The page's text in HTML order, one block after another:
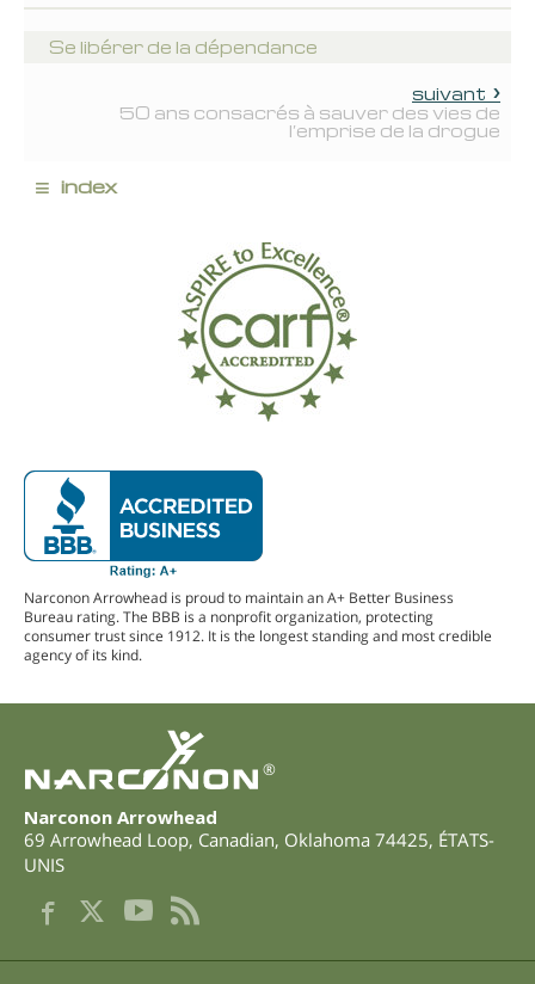
Se libérer de la dépendance
suivant
50 ans consacrés à sauver des vies de
l’emprise de la drogue
≡ index
Narconon Arrowhead is proud to maintain an A+ Better Business
Bureau rating. The BBB is a nonprofit organization, protecting
consumer trust since 1912. It is the longest standing and most credible
agency of its kind.
®
Narconon Arrowhead
69 Arrowhead Loop, Canadian, Oklahoma 74425, ÉTATS-
UNIS